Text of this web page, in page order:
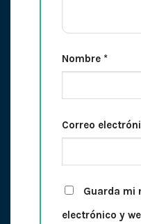
Nombre *
Correo
Guarda mi
electrónico y